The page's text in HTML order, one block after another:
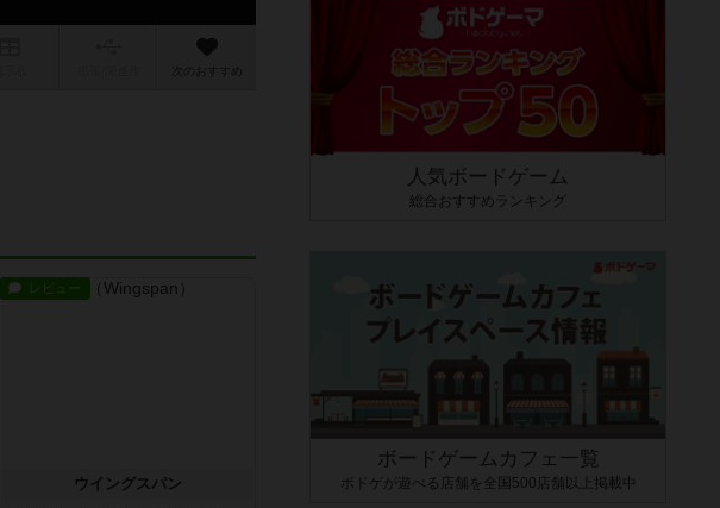
次のおすすめ
レビュー
ウイングスパン
人気ボードゲーム
総合おすすめランキング
ボードゲームカフェ一覧
ボドゲが遊べる店舗を全国500店舗以上掲載中